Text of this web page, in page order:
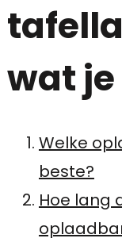
wat
Welke
beste?
Hoe lang